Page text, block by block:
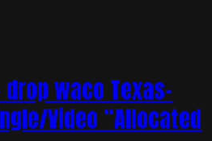
drop waco Texas-
Video “Allocated